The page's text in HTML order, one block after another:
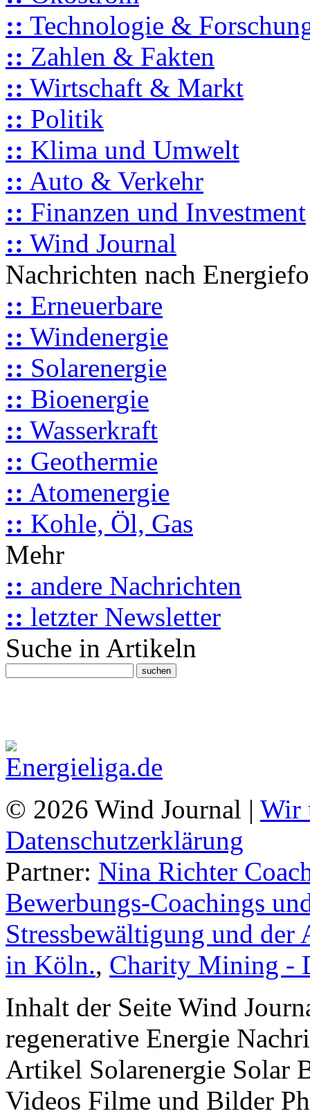
:: Technologie &
:: Zahlen & Fakten
:: Wirtschaft & Markt
:: Politik
:: Klima und Umwelt
:: Auto & Verkehr
:: Finanzen und Investment
:: Wind Journal
Nachrichten nach
:: Erneuerbare
:: Windenergie
:: Solarenergie
:: Bioenergie
:: Wasserkraft
:: Geothermie
:: Atomenergie
:: Kohle, Öl, Gas
Mehr
:: andere Nachrichten
:: letzter Newsletter
Suche in Artikeln
© 2026 Wind Journal | Wir
Datenschutzerklärung
Partner: Nina Richter
Bewerbungs-Coachings
Stressbewältigung und
in Köln., Charity Mining -
Inhalt der Seite Wind
regenerative Energie
Artikel Solarenergie Solar
Videos Filme und Bilder